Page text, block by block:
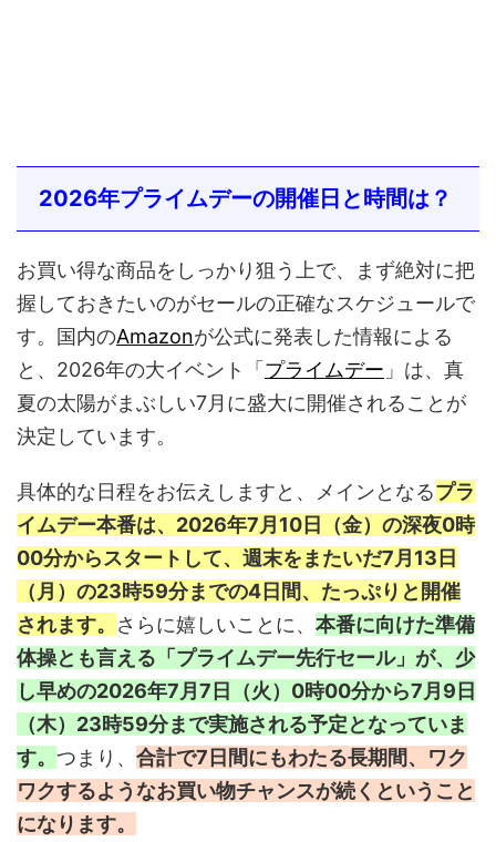
2026年プライムデーの開催日と時間は？
お買い得な商品をしっかり狙う上で、まず絶対に把
握しておきたいのがセールの正確なスケジュールで
す。国内のAmazonが公式に発表した情報による
と、2026年の大イベント「 プライムデー 」は、真
夏の太陽がまぶしい7月に盛大に開催されることが
決定しています。
具体的な日程をお伝えしますと、メインとなるプラ
イムデー本番は、2026年7月10日（金）の深夜0時
00分からスタートして、週末をまたいだ7月13日
（月）の23時59分までの4日間、たっぷりと開催
されます。 さらに嬉しいことに、 本番に向けた準備
体操とも言える「プライムデー先行セール」が、少
し早めの2026年7月7日（火）0時00分から7月9日
（木）23時59分まで実施される予定となっていま
す。 つまり、 合計で7日間にもわたる長期間、ワク
ワクするようなお買い物チャンスが続くということ
になります。